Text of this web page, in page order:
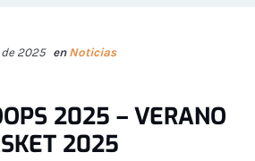
de 2025 en Noticias
2025 – VERANO
2025